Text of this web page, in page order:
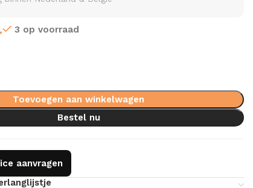
3 op voorraad
Toevoegen aan winkelwagen
Bestel nu
aanvragen